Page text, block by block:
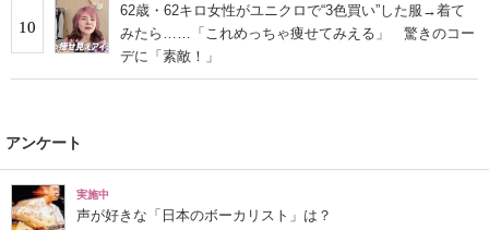
10
62歳・62キロ女性がユニクロで“3色買い”した服→着て
みたら……「これめっちゃ痩せてみえる」 驚きのコー
デに「素敵！」
アンケート
実施中
声が好きな「日本のボーカリスト」は？